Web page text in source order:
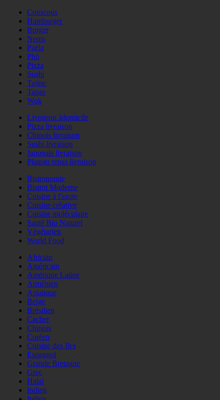
Couscous
Hamburger
Burger
Nems
Paëla
Phö
Pizza
Sushi
Tajine
Tapas
Wok
Livraison àdomicile
Pizza livraison
Chinois livraison
Sushi livraison
Japonais livraison
Plateau repas livraison
Bistronomie
Bistrot Moderne
Cuisine à l'azote
Cuisine créative
Cuisine moléculaire
Santé Bio Naturel
Végétarien
World Food
Africain
Américain
Amérique Latine
Arménien
Asiatique
Belge
Brésilien
Cacher
Chinois
Coréen
Cuisine des Iles
Espagnol
Grande Bretagne
Grec
Halal
Indien